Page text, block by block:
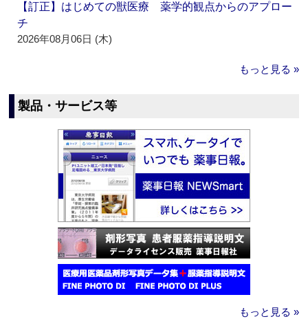
【訂正】はじめての獣医療 薬学的観点からのアプロー
チ
2026年08月06日 (木)
もっと見る »
製品・サービス等
もっと見る »